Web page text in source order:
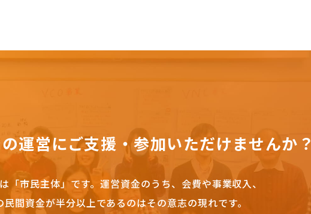
の運営にご支援・参加いただけませんか？
「市民主体」です。 運営資金のうち、会費や事業収入、
間資金が半分以上であるのはその意志の現れです。